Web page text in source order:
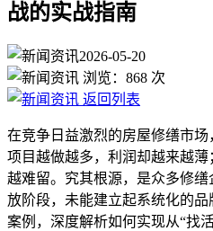
战的实战指南
2026-05-20
浏览： 868 次
返回列表
在竞争日益激烈的房屋修缮市场
项目越做越多，利润却越来越
越难留。究其根源，是众多修缮
放阶段，未能建立起系统化的
案例，深度解析如何实现从“找